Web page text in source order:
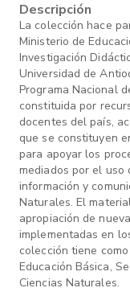
Descripción
La colección hace
Ministerio de
Investigación
Universidad de
Programa Nacional
constituida por
docentes del país,
que se constituyen
para apoyar los
mediados por el uso
información y
Naturales. El
apropiación de
implementadas en
colección tiene
Educación Básica,
Ciencias Naturales.